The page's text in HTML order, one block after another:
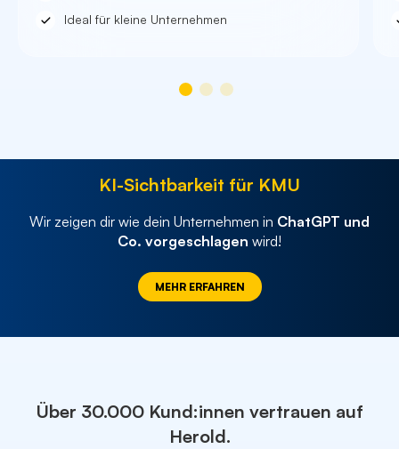
Ideal für kleine Unternehmen
KI-Sichtbarkeit für KMU
Wir zeigen dir wie dein Unternehmen in ChatGPT und
Co. vorgeschlagen wird!
MEHR ERFAHREN
Über 30.000 Kund:innen vertrauen auf
Herold.